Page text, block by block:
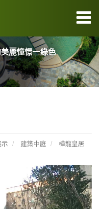
麗憧憬一綠色
示 建築中庭 樺龍皇居